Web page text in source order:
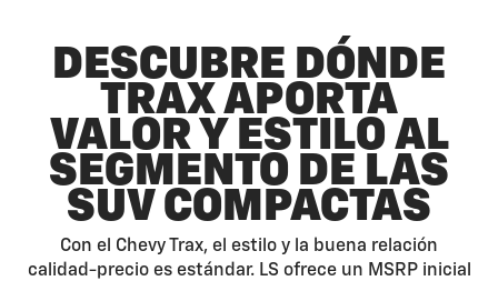
DESCUBRE DÓNDE
TRAX APORTA
VALOR Y ESTILO AL
SEGMENTO DE LAS
SUV COMPACTAS
Con el Chevy Trax, el estilo y la buena relación
calidad-precio es estándar. LS ofrece un MSRP inicial